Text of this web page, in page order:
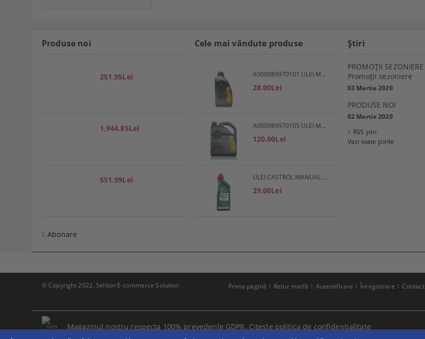
Produse noi
251.95Lei
1,944.85Lei
551.99Lei
Abonare
Cele mai vândute produse
A000989970101 ULEI MOTOR 5W30 1L MERCEDES
28.00Lei
A000989970105 ULEI MOTOR 5W30 5L MERCEDES
120.00Lei
ULEI CASTROL MANUAL EP 80W90
29.00Lei
Ştiri
PROMOŢII SEZONIERE
Promoţii sezoniere
03 Martie 2020
PRODUSE NOI
02 Martie 2020
RSS știri
Vezi toate știrile
© Copyright 2022. Seliton E-commerce Solution Prima pagină Retur marfă Autentificare Înregistrare Contact
GDPR Magazinul nostru respecta 100% prevederile GDPR. Citeste politica de confidentialitate